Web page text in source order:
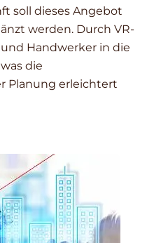
soll dieses Angebot
werden. Durch VR-
Handwerker in die
die
Planung erleichtert